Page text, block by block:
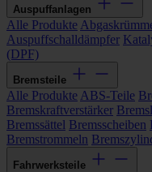
Auspuffanlagen
Alle Produkte
Auspuffschalldämpfer
(DPF)
Bremsteile
Alle Produkte ABS-Teile
Bremskraftverstärker
Bremssättel Bremsscheiben
Bremstrommeln
Fahrwerksteile